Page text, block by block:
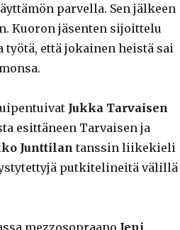
parvella. Sen jälkeen
Kuoron jäsenten sijoittelu
että jokainen heistä sai
Jukka Tarvaisen
esittäneen Tarvaisen ja
Junttilan tanssin liikekieli
putkitelineitä välillä
mezzosopraano Jeni